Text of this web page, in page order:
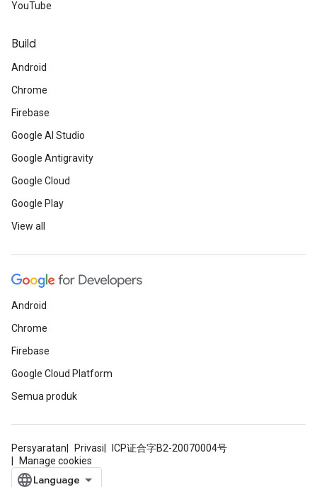
YouTube
Build
Android
Chrome
Firebase
Google AI Studio
Google Antigravity
Google Cloud
Google Play
View all
Android
Chrome
Firebase
Google Cloud Platform
Semua produk
Persyaratan Privasi
ICP证合字B2-20070004号
Manage cookies